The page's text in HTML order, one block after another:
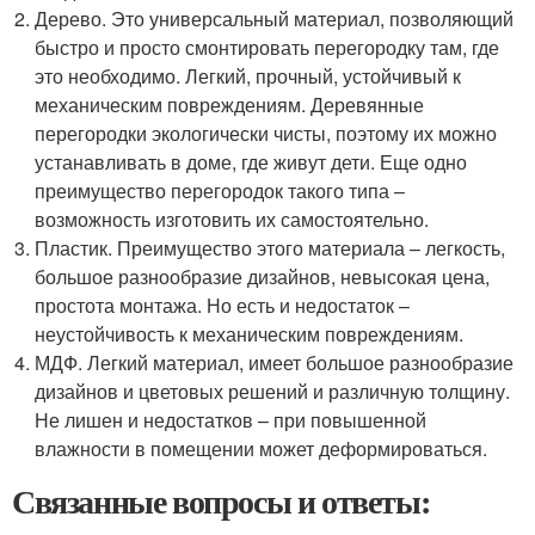
Дерево. Это универсальный материал, позволяющий
быстро и просто смонтировать перегородку там, где
это необходимо. Легкий, прочный, устойчивый к
механическим повреждениям. Деревянные
перегородки экологически чисты, поэтому их можно
устанавливать в доме, где живут дети. Еще одно
преимущество перегородок такого типа –
возможность изготовить их самостоятельно.
Пластик. Преимущество этого материала – легкость,
большое разнообразие дизайнов, невысокая цена,
простота монтажа. Но есть и недостаток –
неустойчивость к механическим повреждениям.
МДФ. Легкий материал, имеет большое разнообразие
дизайнов и цветовых решений и различную толщину.
Не лишен и недостатков – при повышенной
влажности в помещении может деформироваться.
Связанные вопросы и ответы: